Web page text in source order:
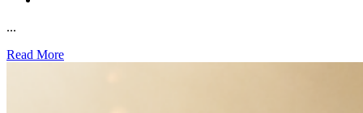
...
Read More